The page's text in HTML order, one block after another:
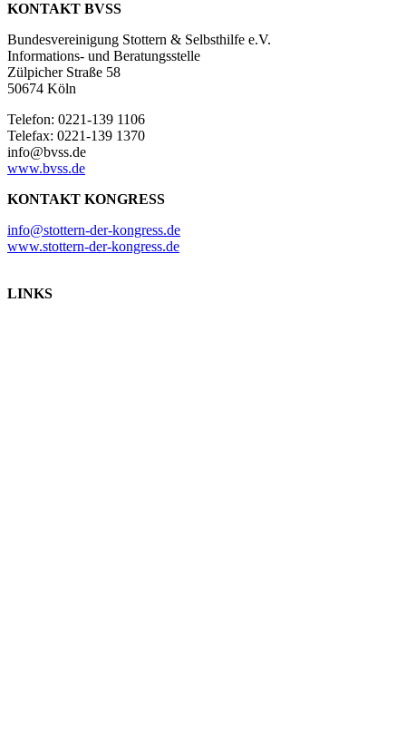
KONTAKT BVSS
Bundesvereinigung Stottern & Selbsthilfe e.V.
Informations- und Beratungsstelle
Zülpicher Straße 58
50674 Köln
Telefon: 0221-139 1106
Telefax: 0221-139 1370
info@bvss.de
www.bvss.de
KONTAKT KONGRESS
info@stottern-der-kongress.de
www.stottern-der-kongress.de
LINKS